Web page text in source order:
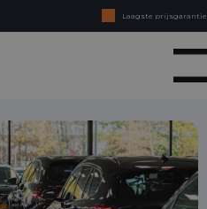
Laagste prijsgarantie
Online kopen, niet goed geld terug
Financial lease - Soepele acceptatie